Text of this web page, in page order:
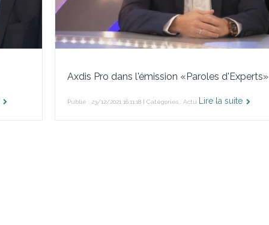
Axdis Pro dans l'émission «Paroles d'Experts»
Publié : 23/12/2021 16:11:18 | Catégories : Actu Lire la suite